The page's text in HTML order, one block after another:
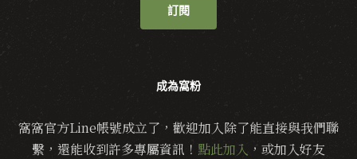
訂閱
成為窩粉
窩窩官方Line帳號成立了，歡迎加入除了能直接與我們聯
繫，還能收到許多專屬資訊！ 點此加入 ，或加入好友